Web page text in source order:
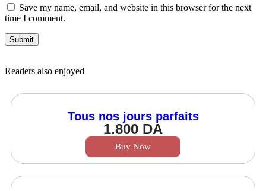
Save my name, email, and website in this browser for the next
time I comment.
Readers also enjoyed
Tous nos jours parfaits
1.800 DA
Buy Now